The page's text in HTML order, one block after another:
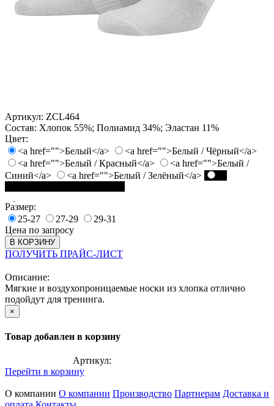
Артикул: ZCL464
Состав: Хлопок 55%; Полиамид 34%; Эластан 11%
Цвет:
<a href="">Белый</a>
<a href="">Белый / Чёрный</a>
<a href="">Белый / Красный</a>
<a href="">Белый /
Синий</a>
<a href="">Белый / Зелёный</a>
Размер:
25-27
27-29
29-31
Цена по запросу
В КОРЗИНУ
ПОЛУЧИТЬ ПРАЙС-ЛИСТ
Описание:
Мягкие и воздухопроницаемые носки из хлопка отлично
подойдут для тренинга.
×
Товар добавлен в корзину
Артикул:
Перейти в корзину
О компании О компании Производство Партнерам Доставка и